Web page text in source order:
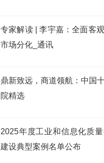
专家解读 | 李宇嘉：全面客
市场分化_通讯
鼎新致远，商道领航：中国
院精选
2025年度工业和信息化质
建设典型案例名单公布